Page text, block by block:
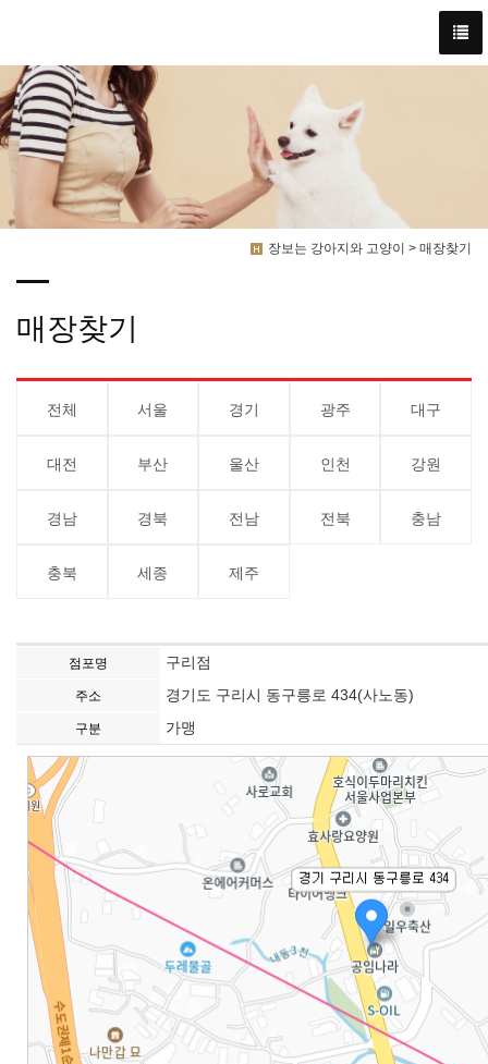
장보는 강아지와 고양이 > 매장찾기
매장찾기
전체 서울 경기 광주 대구
대전 부산 울산 인천 강원
경남 경북 전남 전북 충남
충북 세종 제주
점포명 구리점
주소 경기도 구리시 동구릉로 434(사노동)
구분 가맹